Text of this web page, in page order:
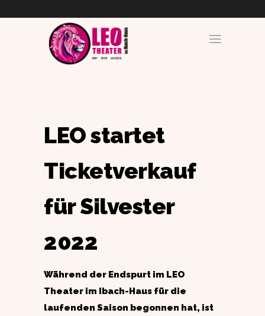
LEO startet
Ticketverkauf
für Silvester
2022
Während der Endspurt im LEO
Theater im Ibach-Haus für die
laufenden Saison begonnen hat, ist